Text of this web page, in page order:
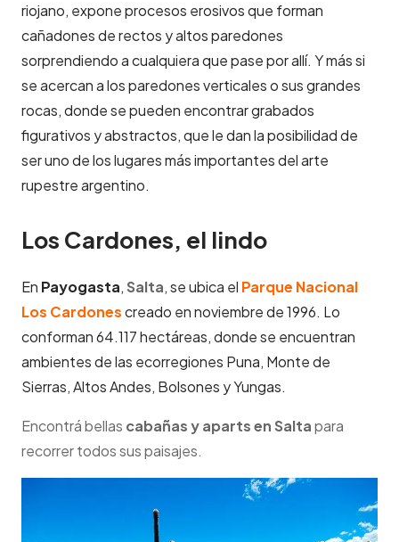
riojano, expone procesos erosivos que forman
cañadones de rectos y altos paredones
sorprendiendo a cualquiera que pase por allí. Y más si
se acercan a los paredones verticales o sus grandes
rocas, donde se pueden encontrar grabados
figurativos y abstractos, que le dan la posibilidad de
ser uno de los lugares más importantes del arte
rupestre argentino.
Los Cardones, el lindo
En Payogasta, Salta, se ubica el Parque Nacional
Los Cardonescreado en noviembre de 1996. Lo
conforman 64.117 hectáreas, donde se encuentran
ambientes de las ecorregiones Puna, Monte de
Sierras, Altos Andes, Bolsones y Yungas.
Encontrá bellas cabañas y aparts en Saltapara
recorrer todos sus paisajes.